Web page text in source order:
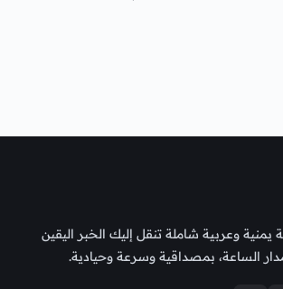
يمنية وعربية شاملة تنقل إليك الخبر اليقين
الساعة، بمصداقية وسرعة وحيادية.